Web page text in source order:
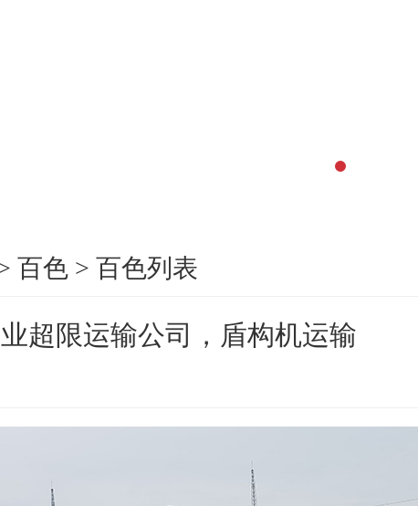
百色 > 百色列表
超限运输公司，盾构机运输